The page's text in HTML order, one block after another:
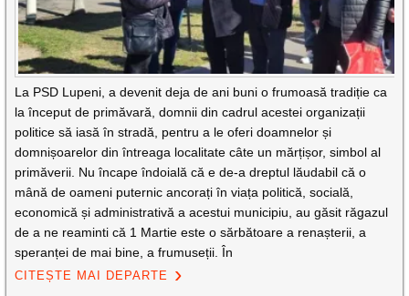
La PSD Lupeni, a devenit deja de ani buni o frumoasă tradiție ca
la început de primăvară, domnii din cadrul acestei organizații
politice să iasă în stradă, pentru a le oferi doamnelor și
domnișoarelor din întreaga localitate câte un mărțișor, simbol al
primăverii. Nu încape îndoială că e de-a dreptul lăudabil că o
mână de oameni puternic ancorați în viața politică, socială,
economică și administrativă a acestui municipiu, au găsit răgazul
de a ne reaminti că 1 Martie este o sărbătoare a renașterii, a
speranței de mai bine, a frumuseții. În
CITEȘTE MAI DEPARTE